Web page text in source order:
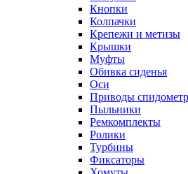
Кнопки
Колпачки
Крепежи и метизы
Крышки
Муфты
Обивка сиденья
Оси
Приводы
Пыльники
Ремкомплекты
Ролики
Турбины
Фиксаторы